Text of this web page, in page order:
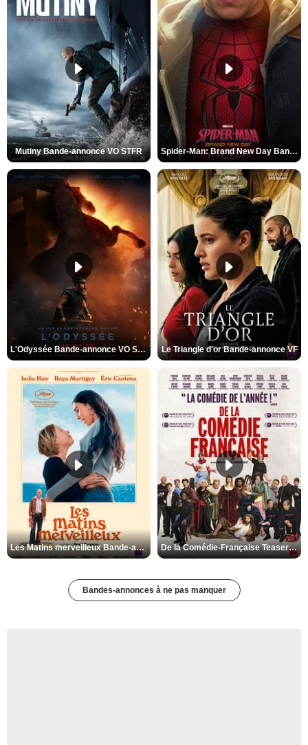
Mutiny Bande-annonce VO STFR Spider-Man: Brand New Day Bande-annonce VO STFR
L'Odyssée Bande-annonce VO STFR Le Triangle d'or Bande-annonce VF
Les Matins merveilleux Bande-annonce VF De la Comédie-Française Teaser VF
Bandes-annonces à ne pas manquer